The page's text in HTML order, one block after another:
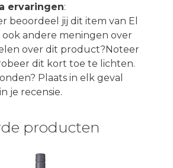
ervaringen:
beoordeel jij dit item van El
ook andere meningen over
over dit product?Noteer
dit kort toe te lichten.
Plaats in elk geval
je recensie.
producten